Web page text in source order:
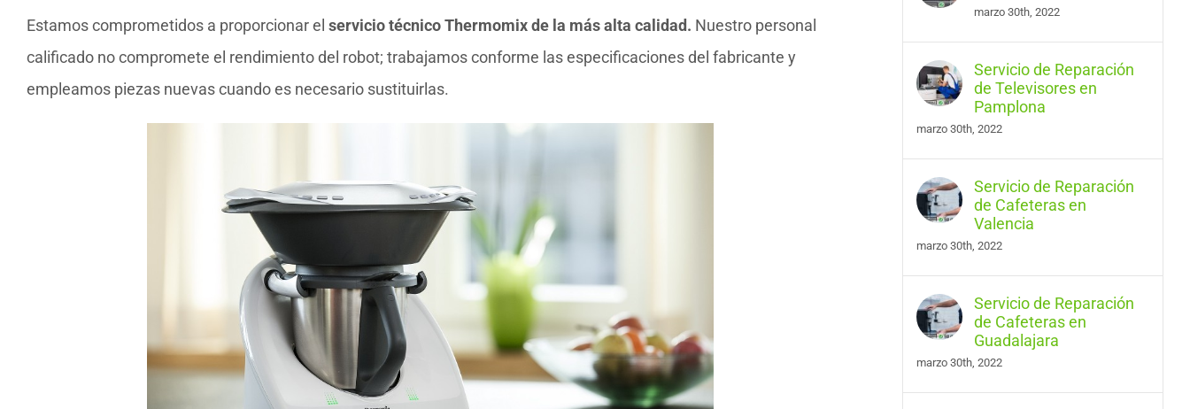
Estamos comprometidos a proporcionar el servicio técnico Thermomix de la más alta calidad. Nuestro personal
calificado no compromete el rendimiento del robot; trabajamos conforme las especificaciones del fabricante y
empleamos piezas nuevas cuando es necesario sustituirlas.
marzo 30th, 2022
Servicio de Reparación
de Televisores en
Pamplona
marzo 30th, 2022
Servicio de Reparación
de Cafeteras en
Valencia
marzo 30th, 2022
Servicio de Reparación
de Cafeteras en
Guadalajara
marzo 30th, 2022